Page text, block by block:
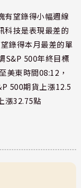
有望錄得小幅週線
科技是表現最差的
錄得本月最差的單
S&P 500年終目標
美東時間08:12，
500期貨上漲12.5
漲32.75點